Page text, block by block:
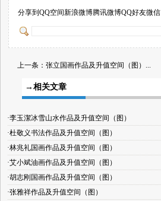
分享到 QQ空间新浪微博腾讯微博QQ好友微信
上一条： 张立国画作品及升值空间（图）...
→相关文章
·李玉潔冰雪山水作品及升值空间（图）
·杜敬义书法作品及升值空间（图）
·林兆礼国画作品及升值空间（图）
·艾小斌油画作品及升值空间（图）
·胡志刚国画作品及升值空间（图）
·张雅祥作品及升值空间（图）